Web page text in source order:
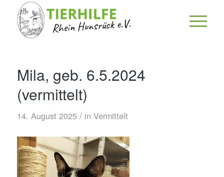
Mila, geb. 6.5.2024
(vermittelt)
14. August 2025 / in Vermittelt